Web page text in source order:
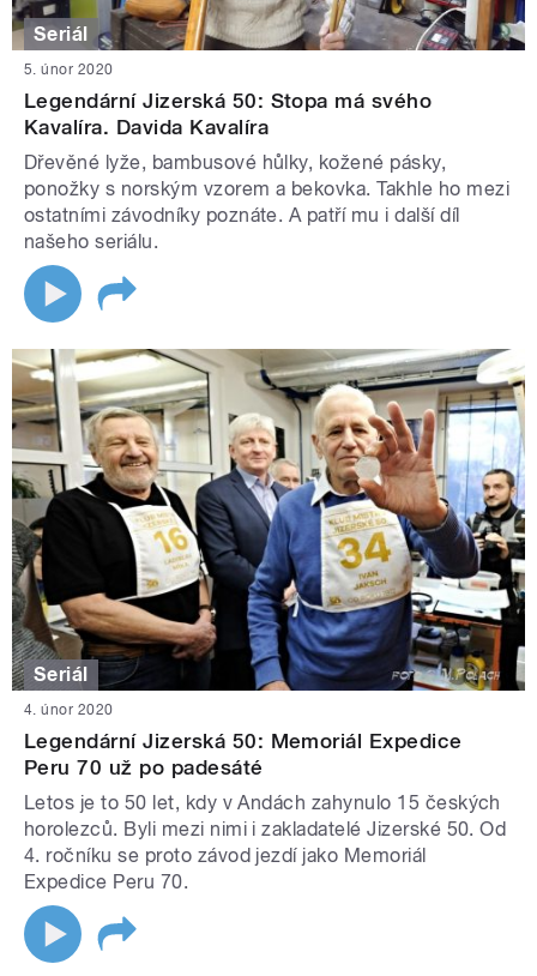
Seriál
5. únor 2020
Legendární Jizerská 50: Stopa má svého
Kavalíra. Davida Kavalíra
Dřevěné lyže, bambusové hůlky, kožené pásky,
ponožky s norským vzorem a bekovka. Takhle ho mezi
ostatními závodníky poznáte. A patří mu i další díl
našeho seriálu.
Seriál
4. únor 2020
Legendární Jizerská 50: Memoriál Expedice
Peru 70 už po padesáté
Letos je to 50 let, kdy v Andách zahynulo 15 českých
horolezců. Byli mezi nimi i zakladatelé Jizerské 50. Od
4. ročníku se proto závod jezdí jako Memoriál
Expedice Peru 70.